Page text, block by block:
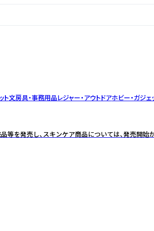
ト文房具・事務用品レジャー・アウトドアホビー・ガジェ
等を発売し、スキンケア商品については、発売開